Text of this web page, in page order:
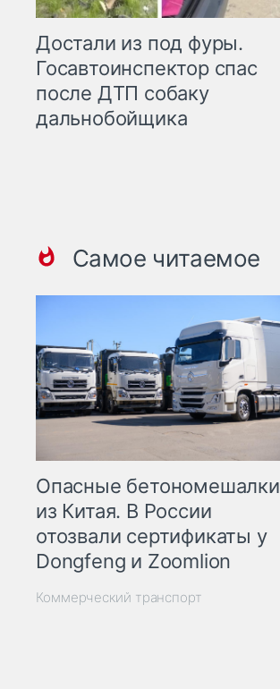
Достали из под фуры.
Госавтоинспектор спас
после ДТП собаку
дальнобойщика
Самое читаемое
Опасные бетономешалки
из Китая. В России
отозвали сертификаты у
Dongfeng и Zoomlion
Коммерческий транспорт